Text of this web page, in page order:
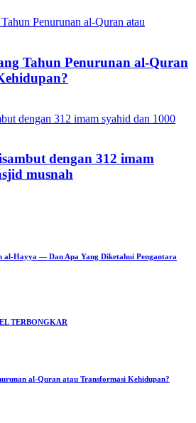
Tahun Penurunan al-Quran
dengan 312 imam
musnah
al-Hayya — Dan Apa Yang Diketahui Pengantara
TERBONGKAR
al-Quran atau Transformasi Kehidupan?